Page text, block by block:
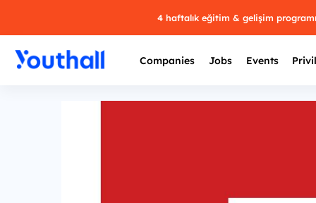
4 haftalık eğitim & gelişim
Companies Jobs Events